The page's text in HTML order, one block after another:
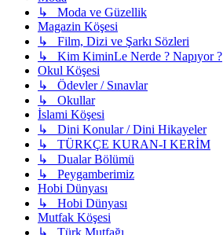
↳ Moda ve Güzellik
Magazin Köşesi
↳ Film, Dizi ve Şarkı Sözleri
↳ Kim KiminLe Nerde ? Napıyor ?
Okul Köşesi
↳ Ödevler / Sınavlar
↳ Okullar
İslami Köşesi
↳ Dini Konular / Dini Hikayeler
↳ TÜRKÇE KURAN-I KERİM
↳ Dualar Bölümü
↳ Peygamberimiz
Hobi Dünyası
↳ Hobi Dünyası
Mutfak Köşesi